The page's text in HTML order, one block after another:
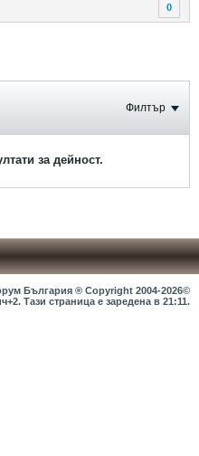
0
Филтър
за дейност.
България ® Copyright 2004-2026©
Тази страница е заредена в 21:11.